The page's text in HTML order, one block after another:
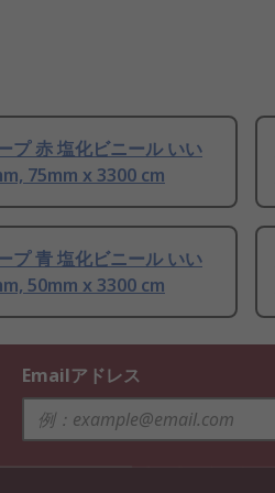
プ 赤 塩化ビニール いい
75mm x 3300 cm
プ 青 塩化ビニール いい
50mm x 3300 cm
Emailアドレス